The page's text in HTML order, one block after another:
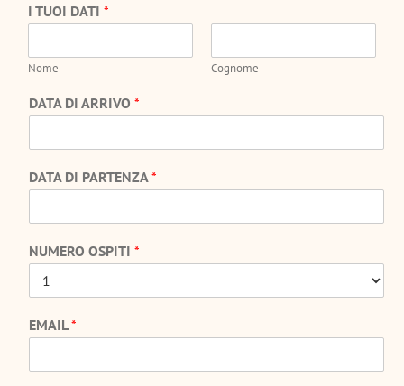
I TUOI DATI *
Nome Cognome
DATA DI ARRIVO *
DATA DI PARTENZA *
NUMERO OSPITI *
EMAIL*